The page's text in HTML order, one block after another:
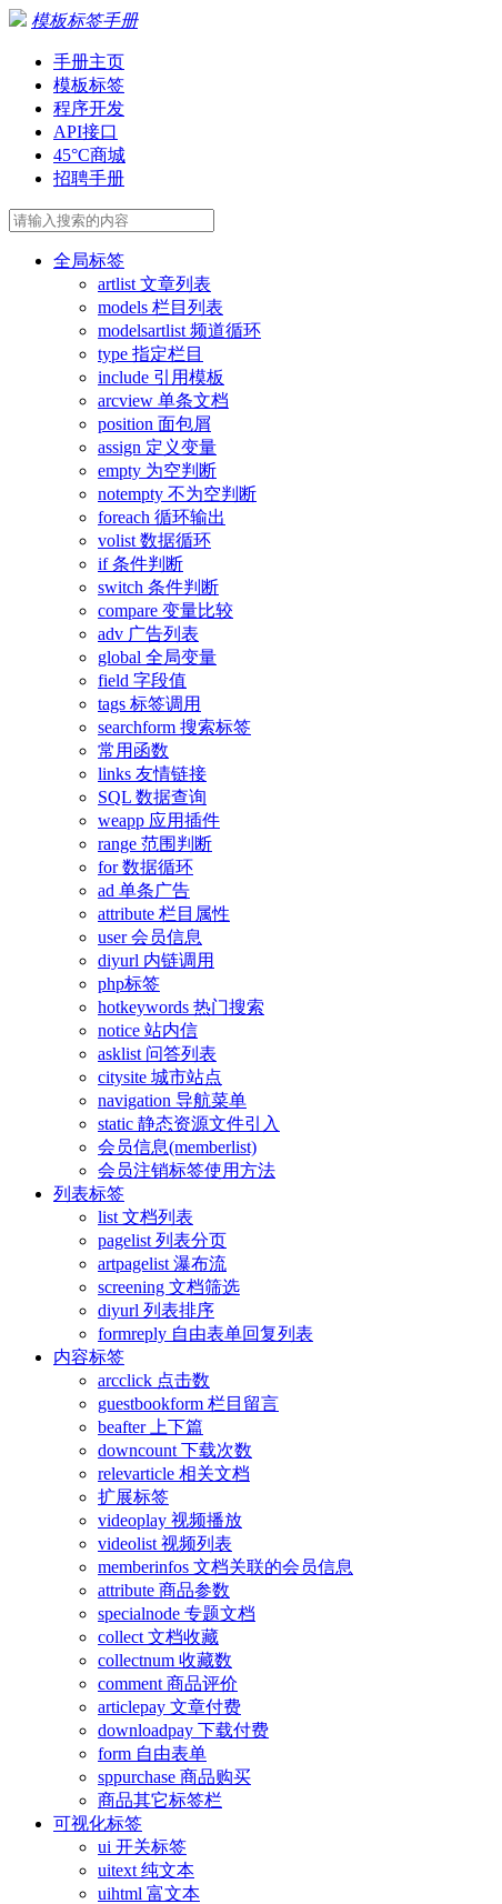
模板标签手册
手册主页
模板标签
程序开发
API接口
45°C商城
招聘手册
全局标签
artlist 文章列表
models 栏目列表
modelsartlist 频道循环
type 指定栏目
include 引用模板
arcview 单条文档
position 面包屑
assign 定义变量
empty 为空判断
notempty 不为空判断
foreach 循环输出
volist 数据循环
if 条件判断
switch 条件判断
compare 变量比较
adv 广告列表
global 全局变量
field 字段值
tags 标签调用
searchform 搜索标签
常用函数
links 友情链接
SQL 数据查询
weapp 应用插件
range 范围判断
for 数据循环
ad 单条广告
attribute 栏目属性
user 会员信息
diyurl 内链调用
php标签
hotkeywords 热门搜索
notice 站内信
asklist 问答列表
citysite 城市站点
navigation 导航菜单
static 静态资源文件引入
会员信息(memberlist)
会员注销标签使用方法
列表标签
list 文档列表
pagelist 列表分页
artpagelist 瀑布流
screening 文档筛选
diyurl 列表排序
formreply 自由表单回复列表
内容标签
arcclick 点击数
guestbookform 栏目留言
beafter 上下篇
downcount 下载次数
relevarticle 相关文档
扩展标签
videoplay 视频播放
videolist 视频列表
memberinfos 文档关联的会员信息
attribute 商品参数
specialnode 专题文档
collect 文档收藏
collectnum 收藏数
comment 商品评价
articlepay 文章付费
downloadpay 下载付费
form 自由表单
sppurchase 商品购买
商品其它标签栏
可视化标签
ui 开关标签
uitext 纯文本
uihtml 富文本